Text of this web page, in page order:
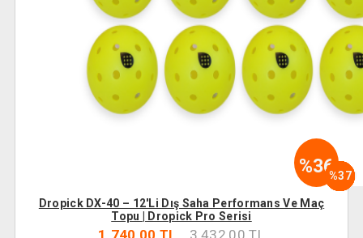
%36%29
%31
%52
%40
Dropick DX-40 – 12'li Dış Saha Performans Ve Maç
Topu | Dropick Pro Serisi
%49
%37
%34
%-10
%48
%32
%24
%32
%37